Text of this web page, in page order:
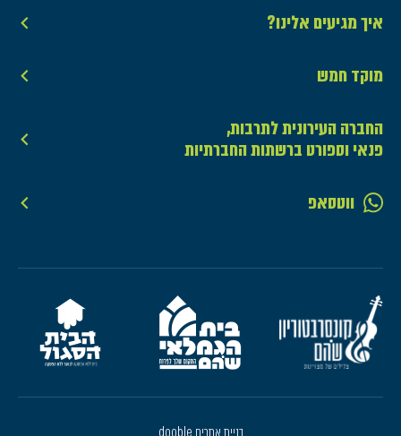
איך מגיעים אלינו?
מוקד חמש
החברה העירונית לתרבות,
פנאי וספורט ברשתות החברתיות
ווטסאפ